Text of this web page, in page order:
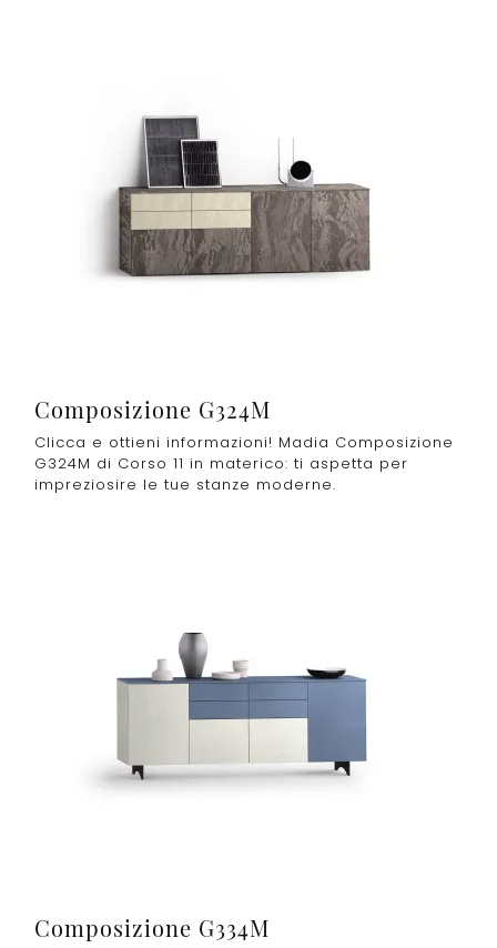
Composizione G324M
Clicca e ottieni informazioni! Madia Composizione
G324M di Corso 11 in materico: ti aspetta per
impreziosire le tue stanze moderne.
Composizione G334M